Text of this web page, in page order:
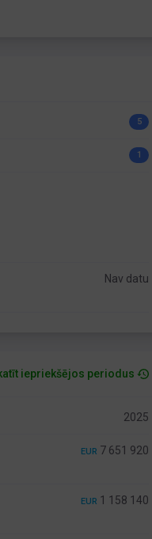
5
1
Nav datu
iepriekšējos periodus
2025
EUR 7 651 920
EUR 1 158 140